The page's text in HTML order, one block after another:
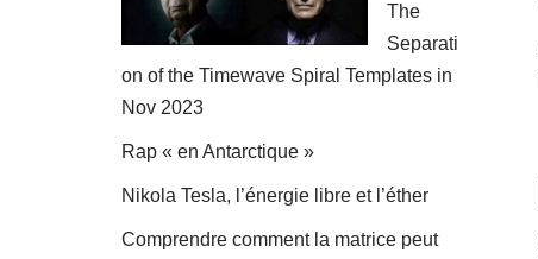
The
Separati
on of the Timewave Spiral Templates in
Nov 2023
Rap « en Antarctique »
Nikola Tesla, l’énergie libre et l’éther
Comprendre comment la matrice peut